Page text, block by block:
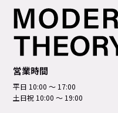
営業時間
平日 10:00 ～ 17:00
土日祝 10:00 ～ 19:00